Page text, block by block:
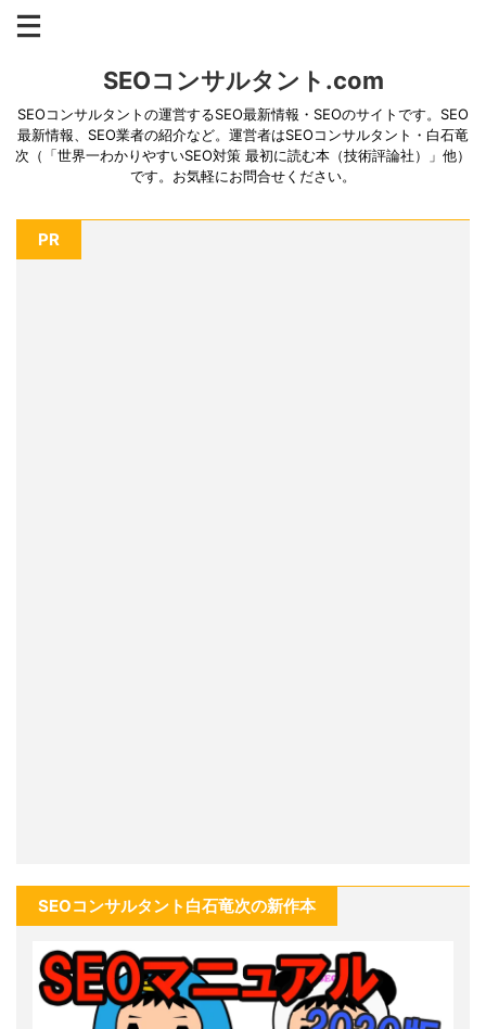
SEOコンサルタント.com
SEOコンサルタントの運営するSEO最新情報・SEOのサイトです。SEO
最新情報、SEO業者の紹介など。運営者はSEOコンサルタント・白石竜
次（「世界一わかりやすいSEO対策 最初に読む本（技術評論社）」他）
です。お気軽にお問合せください。
PR
SEOコンサルタント白石竜次の新作本